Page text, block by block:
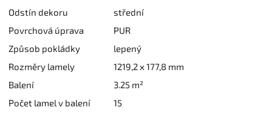
Odstín dekoru
střední
Povrchová úprava
PUR
Způsob pokládky
lepený
Rozměry lamely
1219,2 x 177,8 mm
Balení
3.25 m²
Počet lamel v balení
15